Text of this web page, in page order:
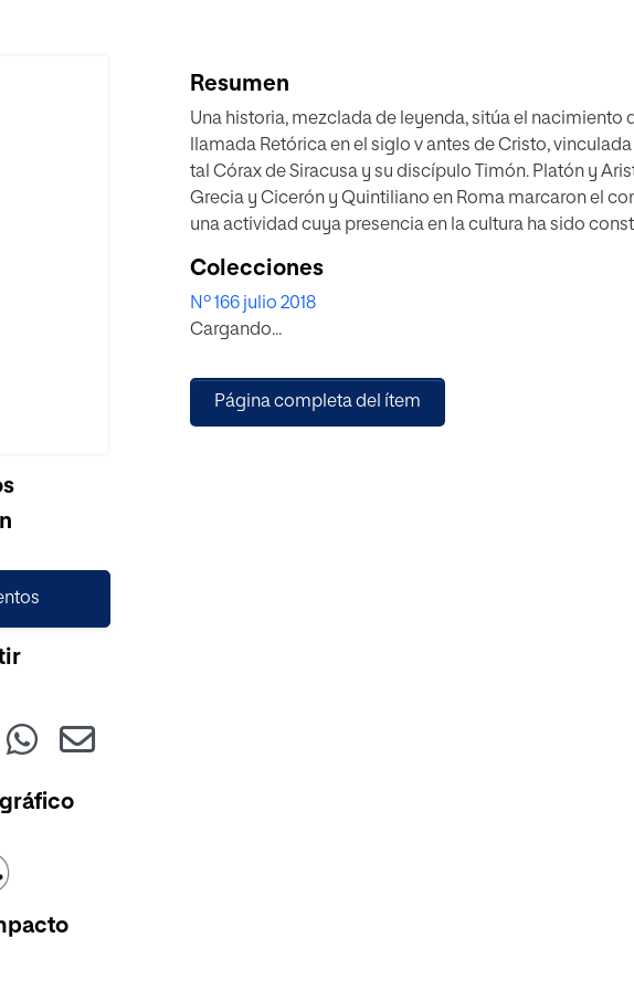
Resumen
Una historia, mezclada de leyenda, sitúa el nacimiento
llamada Retórica en el siglo v antes de Cristo, vinculada
tal Córax de Siracusa y su discípulo Timón. Platón y
Grecia y Cicerón y Quintiliano en Roma marcaron el
una actividad cuya presencia en la cultura ha sido
la Rhetoric Society of America anuncia un listado con
de un centenar de las principales universidades
que ofrecen un mba en Retórica. Sin contar las
Humanidades y Ciencias Sociales de las demás, así
escuelas de negocios. También está presente la
Colecciones
Nº 166 julio 2018
Cargando...
Página completa del ítem